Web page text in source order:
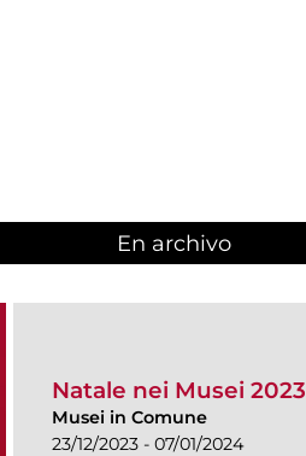
En archivo
Natale nei Musei 2023
Musei in Comune
23/12/2023 - 07/01/2024